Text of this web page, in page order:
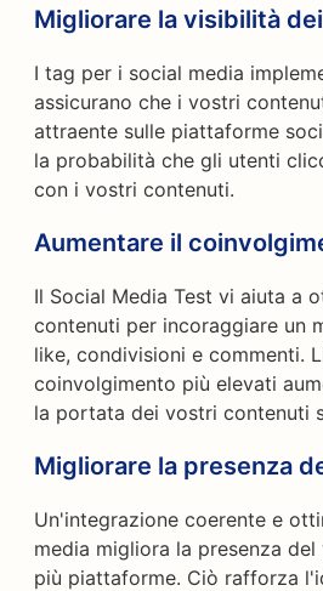
Migliorare la visibilità
I tag per i social media
assicurano che i vostri
attraente sulle piattaforme
la probabilità che gli utenti
con i vostri contenuti.
Aumentare il
Il Social Media Test vi aiuta a
contenuti per incoraggiare un
like, condivisioni e commenti.
coinvolgimento più elevati
la portata dei vostri contenuti
Migliorare la presenza
Un'integrazione coerente e
media migliora la presenza
più piattaforme. Ciò rafforza